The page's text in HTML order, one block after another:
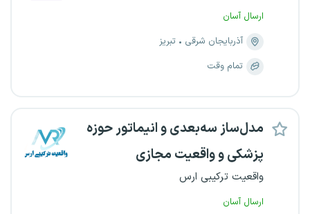
ارسال آسان
آذربایجان شرقی
تبریز
تمام وقت
مدل‌ساز سه‌بعدی و انیماتور حوزه
پزشکی و واقعیت مجازی
واقعیت ترکیبی ارس
ارسال آسان